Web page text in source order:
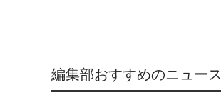
編集部おすすめのニュース